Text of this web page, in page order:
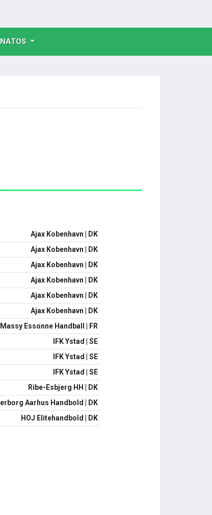
Ajax Kobenhavn | DK
Ajax Kobenhavn | DK
Ajax Kobenhavn | DK
Ajax Kobenhavn | DK
Ajax Kobenhavn | DK
Ajax Kobenhavn | DK
Massy Essonne Handball | FR
IFK Ystad | SE
IFK Ystad | SE
IFK Ystad | SE
Ribe-Esbjerg HH | DK
Aarhus Handbold | DK
HOJ Elitehandbold | DK